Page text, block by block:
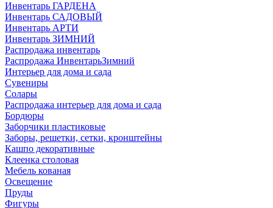
Инвентарь ГАРДЕНА
Инвентарь САДОВЫЙ
Инвентарь АРТИ
Инвентарь ЗИМНИЙ
Распродажа инвентарь
Распродажа ИнвентарьЗимний
Интерьер для дома и сада
Сувениры
Солары
Распродажа интерьер для дома и сада
Бордюры
Заборчики пластиковые
Заборы, решетки, сетки, кронштейны
Кашпо декоративные
Клеенка столовая
Мебель кованая
Освещение
Пруды
Фигуры